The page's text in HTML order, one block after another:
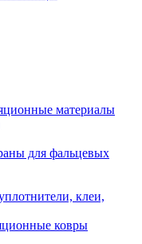
материалы
для фальцевых
клеи,
ковры